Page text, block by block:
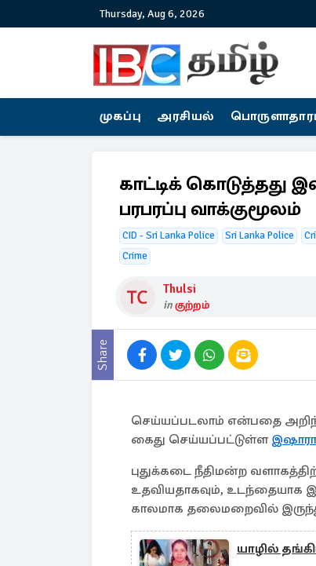
Thursday, Aug 6, 2026
முகப்பு அரசியல்
காட்டிக் கொடுத்தது
பரபரப்பு வாக்குமூலம்
CID - Sri Lanka Police Sri Lanka Police
Crime
Thulsi
inகுற்றம்
Share
செய்யப்படலாம் என்பதை
கைது செய்யப்பட்டுள்ள
புதுக்கடை நீதிமன்ற
உதவியதாகவும், உடந்தையாக
காலமாக தலைமறைவில்
யாழில்